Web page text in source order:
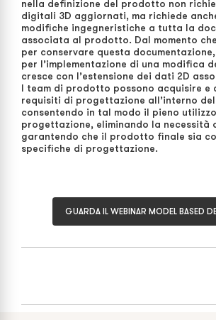
nella definizione del prodotto non
digitali 3D aggiornati, ma richiede
modifiche ingegneristiche a tutta la
associata al prodotto. Dal momento
per conservare questa
per l’implementazione di una modifica
cresce con l’estensione dei dati 2D
I team di prodotto possono acquisire e
requisiti di progettazione all’interno del
consentendo in tal modo il pieno
progettazione, eliminando la necessità
garantendo che il prodotto finale sia
specifiche di progettazione.
GUARDA IL WEBINAR MODEL BASED